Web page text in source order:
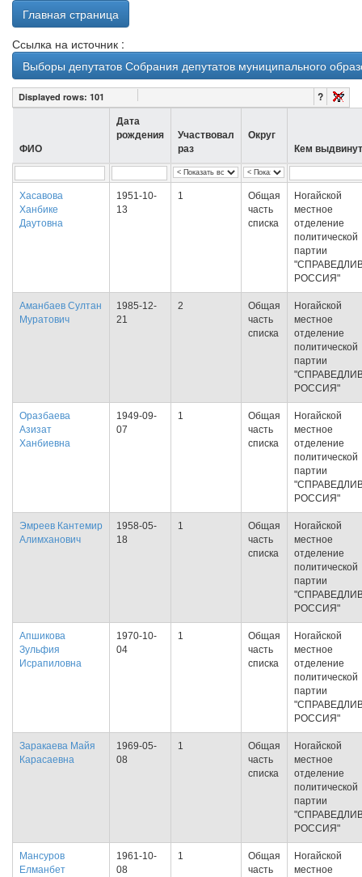
Главная страница
Ссылка на источник :
Выборы депутатов Собрания депутатов муниципального
Displayed rows: 101 ?
ФИО
Дата
рождения
Участвовал
раз
Округ
Кем выдвинут
Хасавова
Ханбике
Даутовна
1951-10-
13
1
Общая
часть
списка
Ногайской
местное
отделение
политической
партии
РОССИЯ"
Аманбаев Султан
Муратович
1985-12-
21
2
Общая
часть
списка
Ногайской
местное
отделение
политической
партии
РОССИЯ"
Оразбаева
Азизат
Ханбиевна
1949-09-
07
1
Общая
часть
списка
Ногайской
местное
отделение
политической
партии
РОССИЯ"
Эмреев Кантемир
Алимханович
1958-05-
18
1
Общая
часть
списка
Ногайской
местное
отделение
политической
партии
РОССИЯ"
Апшикова
Зульфия
Исрапиловна
1970-10-
04
1
Общая
часть
списка
Ногайской
местное
отделение
политической
партии
РОССИЯ"
Заракаева Майя
Карасаевна
1969-05-
08
1
Общая
часть
списка
Ногайской
местное
отделение
политической
партии
РОССИЯ"
Мансуров
Елманбет
1961-10-
08
1
Общая
часть
Ногайской
местное